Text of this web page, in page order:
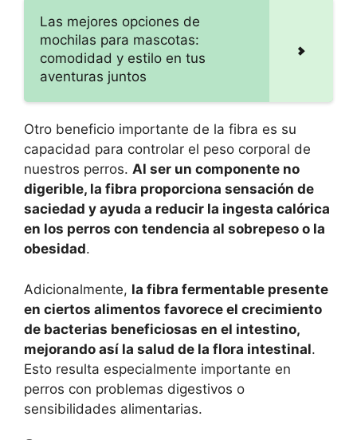
Las mejores opciones de
mochilas para mascotas:
comodidad y estilo en tus
aventuras juntos
Otro beneficio importante de la fibra es su
capacidad para controlar el peso corporal de
nuestros perros. Al ser un componente no
digerible, la fibra proporciona sensación de
saciedad y ayuda a reducir la ingesta calórica
en los perros con tendencia al sobrepeso o la
obesidad.
Adicionalmente, la fibra fermentable presente
en ciertos alimentos favorece el crecimiento
de bacterias beneficiosas en el intestino,
mejorando así la salud de la flora intestinal.
Esto resulta especialmente importante en
perros con problemas digestivos o
sensibilidades alimentarias.